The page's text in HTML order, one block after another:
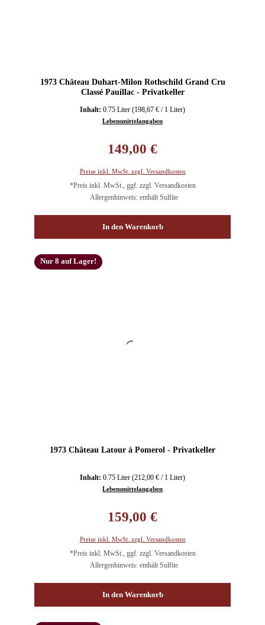
1973 Château Duhart-Milon Rothschild Grand Cru
Classé Pauillac - Privatkeller
Inhalt: 0.75 Liter (198,67 € / 1 Liter)
Lebensmittelangaben
149,00 €
Preise inkl. MwSt. zzgl. Versandkosten
*Preis inkl. MwSt., ggf. zzgl. Versandkosten
Allergenhinweis: enthält Sulfite
In den Warenkorb
Nur 8 auf Lager!
1973 Château Latour à Pomerol - Privatkeller
Inhalt: 0.75 Liter (212,00 € / 1 Liter)
Lebensmittelangaben
159,00 €
Preise inkl. MwSt. zzgl. Versandkosten
*Preis inkl. MwSt., ggf. zzgl. Versandkosten
Allergenhinweis: enthält Sulfite
In den Warenkorb